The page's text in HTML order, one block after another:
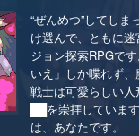
“ぜんめつ”してし
け選んで、ともに
ジョン探索RPGで
いえ」しか喋れず、
戦士は可愛らしい
██を崇拝していま
は、あなたです。